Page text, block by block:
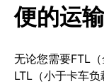
便的运输
无论您需要FTL
LTL（小于卡车